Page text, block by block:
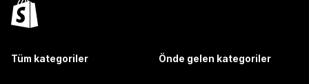
Tüm kategoriler Önde gelen kategoriler